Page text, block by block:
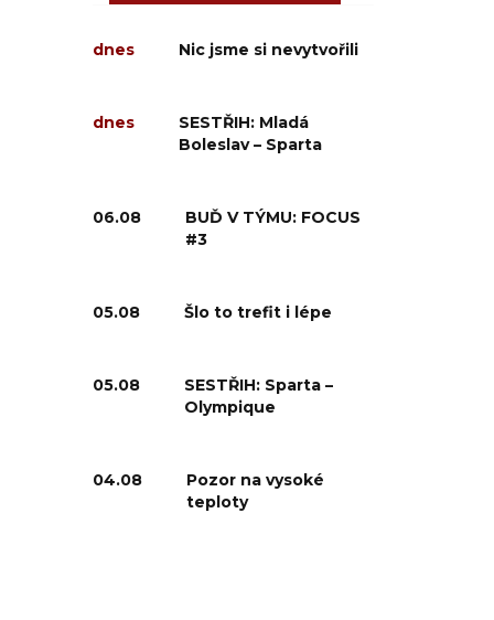
dnes Nic jsme si nevytvořili
dnes
SESTŘIH: Mladá
Boleslav – Sparta
06.08
BUĎ V TÝMU: FOCUS
#3
05.08 Šlo to trefit i lépe
05.08
SESTŘIH: Sparta –
Olympique
04.08
Pozor na vysoké
teploty